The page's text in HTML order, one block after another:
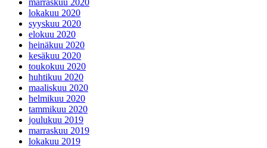
marraskuu 2020
lokakuu 2020
syyskuu 2020
elokuu 2020
heinäkuu 2020
kesäkuu 2020
toukokuu 2020
huhtikuu 2020
maaliskuu 2020
helmikuu 2020
tammikuu 2020
joulukuu 2019
marraskuu 2019
lokakuu 2019